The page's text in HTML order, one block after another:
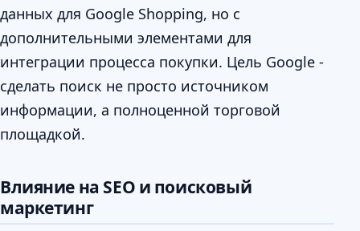
данных для Google Shopping, но с
дополнительными элементами для
интеграции процесса покупки. Цель Google -
сделать поиск не просто источником
информации, а полноценной торговой
площадкой.
Влияние на SEO и поисковый
маркетинг